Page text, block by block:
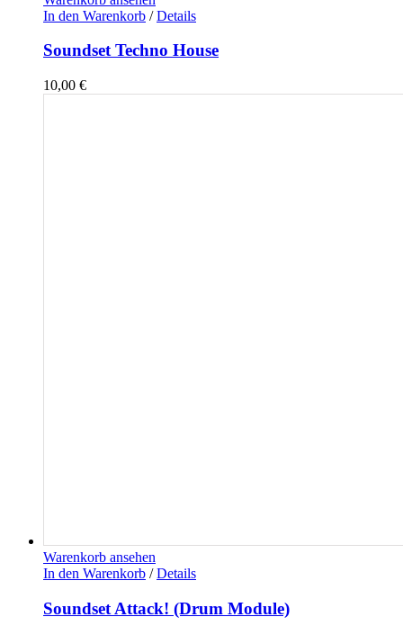
In den Warenkorb / Details
Soundset Techno House
10,00 €
Warenkorb ansehen
In den Warenkorb / Details
Soundset Attack! (Drum Module)